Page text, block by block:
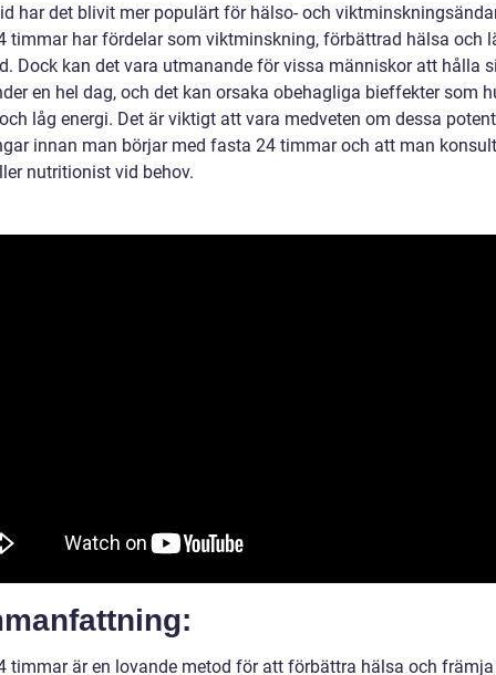
har det blivit mer populärt för hälso- och
timmar har fördelar som viktminskning, förbättrad hälsa och
Dock kan det vara utmanande för vissa människor att hålla
en hel dag, och det kan orsaka obehagliga bieffekter som
låg energi. Det är viktigt att vara medveten om dessa
innan man börjar med fasta 24 timmar och att man
nutritionist vid behov.
timmar är en lovande metod för att förbättra hälsa och främja